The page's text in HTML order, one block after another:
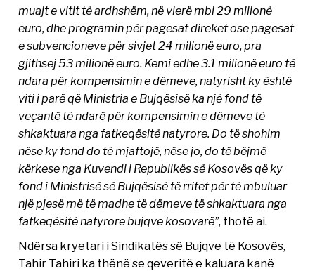
muajt e vitit të ardhshëm, në vlerë mbi 29 milionë
euro, dhe programin për pagesat direket ose pagesat
e subvencioneve për sivjet 24 milionë euro, pra
gjithsej 53 milionë euro. Kemi edhe 3.1 milionë euro të
ndara për kompensimin e dëmeve, natyrisht ky është
viti i parë që Ministria e Bujqësisë ka një fond të
veçantë të ndarë për kompensimin e dëmeve të
shkaktuara nga fatkeqësitë natyrore. Do të shohim
nëse ky fond do të mjaftojë, nëse jo, do të bëjmë
kërkese nga Kuvendi i Republikës së Kosovës që ky
fond i Ministrisë së Bujqësisë të rritet për të mbuluar
një pjesë më të madhe të dëmeve të shkaktuara nga
fatkeqësitë natyrore bujqve kosovarë”, thotë ai.
Ndërsa kryetari i Sindikatës së Bujqve të Kosovës,
Tahir Tahiri ka thënë se qeveritë e kaluara kanë